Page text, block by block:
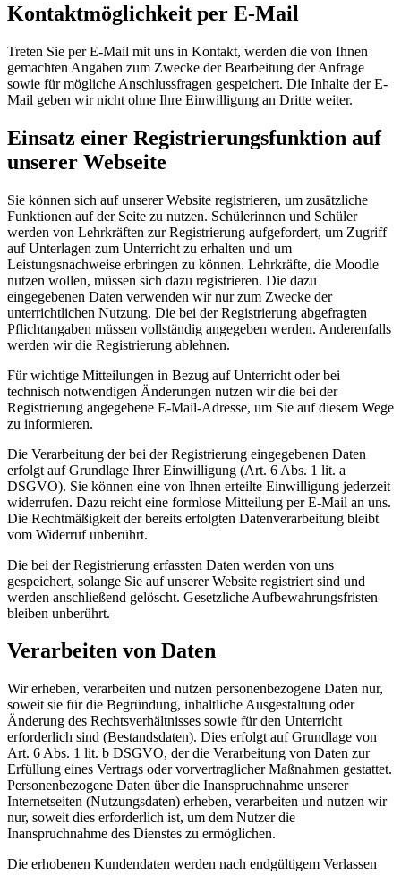
Kontaktmöglichkeit per E-Mail
Treten Sie per E-Mail mit uns in Kontakt, werden die von Ihnen
gemachten Angaben zum Zwecke der Bearbeitung der Anfrage
sowie für mögliche Anschlussfragen gespeichert. Die Inhalte der E-
Mail geben wir nicht ohne Ihre Einwilligung an Dritte weiter.
Einsatz einer Registrierungsfunktion auf
unserer Webseite
Sie können sich auf unserer Website registrieren, um zusätzliche
Funktionen auf der Seite zu nutzen. Schülerinnen und Schüler
werden von Lehrkräften zur Registrierung aufgefordert, um Zugriff
auf Unterlagen zum Unterricht zu erhalten und um
Leistungsnachweise erbringen zu können. Lehrkräfte, die Moodle
nutzen wollen, müssen sich dazu registrieren. Die dazu
eingegebenen Daten verwenden wir nur zum Zwecke der
unterrichtlichen Nutzung. Die bei der Registrierung abgefragten
Pflichtangaben müssen vollständig angegeben werden. Anderenfalls
werden wir die Registrierung ablehnen.
Für wichtige Mitteilungen in Bezug auf Unterricht oder bei
technisch notwendigen Änderungen nutzen wir die bei der
Registrierung angegebene E-Mail-Adresse, um Sie auf diesem Wege
zu informieren.
Die Verarbeitung der bei der Registrierung eingegebenen Daten
erfolgt auf Grundlage Ihrer Einwilligung (Art. 6 Abs. 1 lit. a
DSGVO). Sie können eine von Ihnen erteilte Einwilligung jederzeit
widerrufen. Dazu reicht eine formlose Mitteilung per E-Mail an uns.
Die Rechtmäßigkeit der bereits erfolgten Datenverarbeitung bleibt
vom Widerruf unberührt.
Die bei der Registrierung erfassten Daten werden von uns
gespeichert, solange Sie auf unserer Website registriert sind und
werden anschließend gelöscht. Gesetzliche Aufbewahrungsfristen
bleiben unberührt.
Verarbeiten von Daten
Wir erheben, verarbeiten und nutzen personenbezogene Daten nur,
soweit sie für die Begründung, inhaltliche Ausgestaltung oder
Änderung des Rechtsverhältnisses sowie für den Unterricht
erforderlich sind (Bestandsdaten). Dies erfolgt auf Grundlage von
Art. 6 Abs. 1 lit. b DSGVO, der die Verarbeitung von Daten zur
Erfüllung eines Vertrags oder vorvertraglicher Maßnahmen gestattet.
Personenbezogene Daten über die Inanspruchnahme unserer
Internetseiten (Nutzungsdaten) erheben, verarbeiten und nutzen wir
nur, soweit dies erforderlich ist, um dem Nutzer die
Inanspruchnahme des Dienstes zu ermöglichen.
Die erhobenen Kundendaten werden nach endgültigem Verlassen